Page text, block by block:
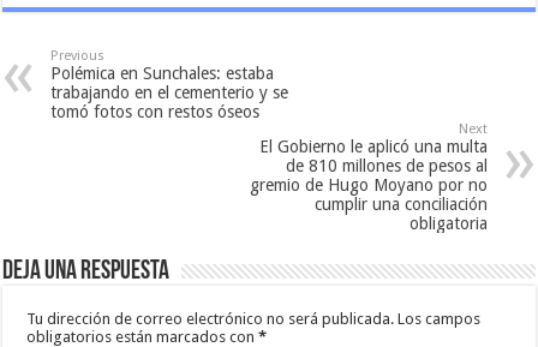
Previous
Polémica en Sunchales: estaba
trabajando en el cementerio y se
tomó fotos con restos óseos
Next
El Gobierno le aplicó una multa
de 810 millones de pesos al
gremio de Hugo Moyano por no
cumplir una conciliación
obligatoria
Deja una respuesta
Tu dirección de correo electrónico no será publicada. Los campos
obligatorios están marcados con*